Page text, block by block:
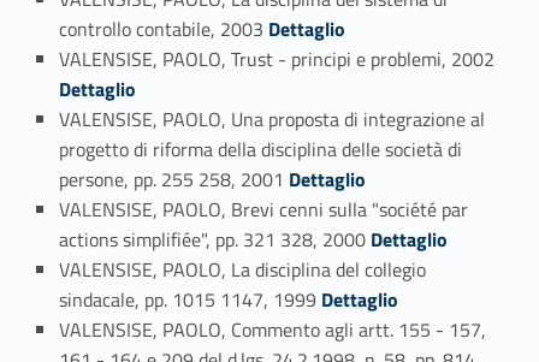
controllo contabile, 2003 Link identifier #identifier_person_77143-72
Dettaglio
VALENSISE, PAOLO, Trust - principi e problemi, 2002
Dettaglio
VALENSISE, PAOLO, Una proposta di integrazione al
progetto di riforma della disciplina delle società di
persone, pp. 255 258, 2001 Link identifier #identifier_person_12156-74
Dettaglio
VALENSISE, PAOLO, Brevi cenni sulla "société par
actions simplifiée", pp. 321 328, 2000 Link identifier #identifier_person_165063-75
Dettaglio
VALENSISE, PAOLO, La disciplina del collegio
sindacale, pp. 1015 1147, 1999 Link identifier #identifier_person_149571-76
Dettaglio
VALENSISE, PAOLO, Commento agli artt. 155 - 157,